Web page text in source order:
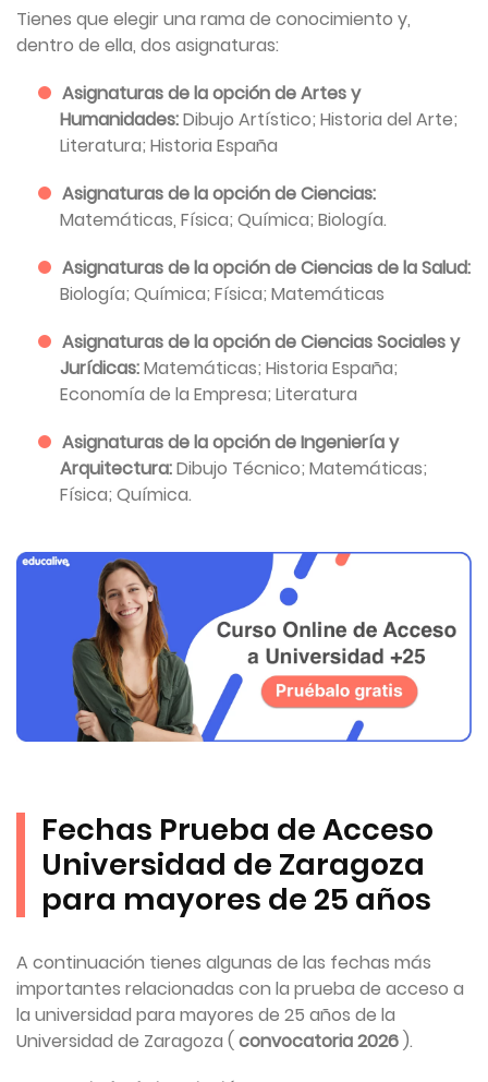
Tienes que elegir una rama de conocimiento y,
dentro de ella, dos asignaturas:
Asignaturas de la opción de Artes y
Humanidades:Dibujo Artístico; Historia del Arte;
Literatura; Historia España
Asignaturas de la opción de Ciencias:
Matemáticas, Física; Química; Biología.
Asignaturas de la opción de Ciencias de la Salud:
Biología; Química; Física; Matemáticas
Asignaturas de la opción de Ciencias Sociales y
Jurídicas:Matemáticas; Historia España;
Economía de la Empresa; Literatura
Asignaturas de la opción de Ingeniería y
Arquitectura:Dibujo Técnico; Matemáticas;
Física; Química.
Fechas Prueba de Acceso
Universidad de Zaragoza
para mayores de 25 años
A continuación tienes algunas de las fechas más
importantes relacionadas con la prueba de acceso a
la universidad para mayores de 25 años de la
Universidad de Zaragoza ( convocatoria 2026 ).